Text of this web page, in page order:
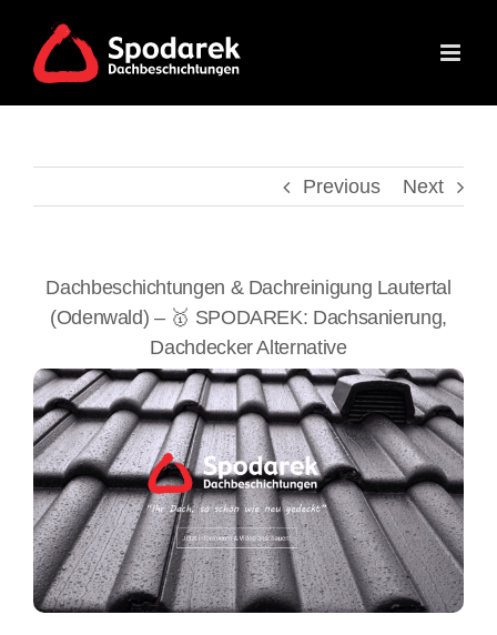
content
Previous Next
Dachbeschichtungen & Dachreinigung Lautertal
(Odenwald) – 🥇 SPODAREK: Dachsanierung,
Dachdecker Alternative